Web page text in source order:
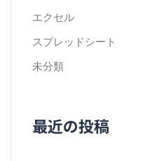
エクセル
スプレッドシート
未分類
最近の投稿